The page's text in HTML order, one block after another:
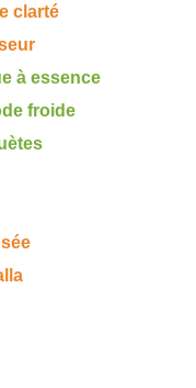
clarté
à essence
froide